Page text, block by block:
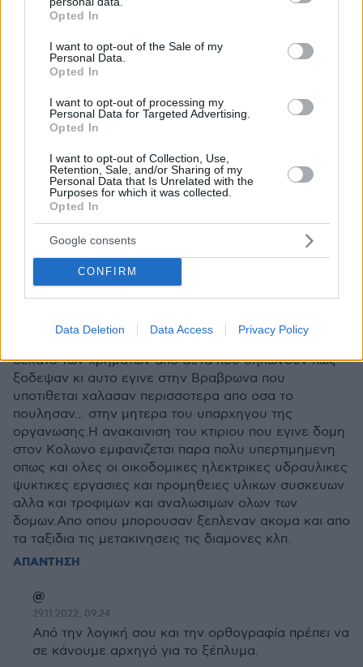
grant or deny consent to Google and its third-party tags to
use your data for below specified purposes in below Google
consent section.
Opted In
I want to opt-out of the Sale of my
Personal Data.
Opted In
I want to opt-out of processing my
Personal Data for Targeted Advertising.
Opted In
I want to opt-out of Collection, Use,
Retention, Sale, and/or Sharing of my
Personal Data that Is Unrelated with the
Purposes for which it was collected.
Opted In
Google consents
CONFIRM
Data Deletion Data Access Privacy Policy
ΑΠΑΝΤΗΣΗ
Χοχιχοοχ
29.11.2022, 00:54
ΑΠΑΝΤΗΣΗ
Μεταξυ μας
29.11.2022, 00:26
Οι πεταμενες στα σκουπιδια εικονικες αποδειξεις
προμηθειων και παροχων υπηρεσιων μαρτυρησαν το
ελαχιστο ειδος ξεπλυματος που εμφανιζουν ψευτικα
εξοδα που δεν υπερβαινουν το οριο υποχρεωτικων
πληρωμων μεσω τραπεζων.Ενα αλλο ειδος
ξεπλυματος ειναι οταν αγοραζουν με δανεια και
εσοδα τους και τα χοντρα ξεπλυματα ειναι με αγορες
δεκατο των χρηματων απο αυτα που δηλωνουν πως
ξοδεψαν κι αυτο εγινε στην Βραβρωνα που
υποτιθεται χαλασαν περισσοτερα απο οσα το
πουλησαν... στην μητερα του υπαρχηγου της
οργανωσης.Η ανακαινιση του κτιριου που εγινε δομη
στον Κολωνο εμφανιζεται παρα πολυ υπερτιμημενη
οπως και ολες οι οικοδομικες ηλεκτρικες υδραυλικες
ψυκτικες εργασιες και προμηθειες υλικων συσκευων
αλλα και τροφιμων και αναλωσιμων ολων των
δομων.Απο οπου μπορουσαν ξεπλεναν ακομα και απο
τα ταξιδια τις μετακινησεις τις διαμονες κλπ.
ΑΠΑΝΤΗΣΗ
@
29.11.2022, 09:24
Από την λογική σου και την ορθογραφία πρέπει να
σε κάνουμε αρχηγό για το ξέπλυμα.